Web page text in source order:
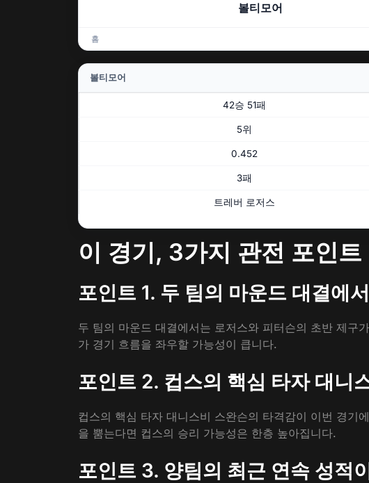
볼티모어
홈
볼티모어
42승 51패
5위
0.452
3패
트레버 로저스
이 경기, 3가지 관전 포인트
포인트 1. 두 팀의 마운드 대결에
두 팀의 마운드 대결에서는 로저스와 피터슨의 초반 제구
가 경기 흐름을 좌우할 가능성이 큽니다.
포인트 2. 컵스의 핵심 타자 대니
컵스의 핵심 타자 대니스비 스완슨의 타격감이 이번 경기
을 뿜는다면 컵스의 승리 가능성은 한층 높아집니다.
포인트 3. 양팀의 최근 연속 성적